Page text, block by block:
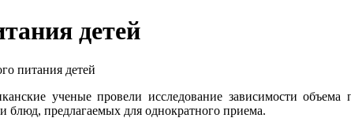
детей
питания детей
ученые провели исследование зависимости
блюд, предлагаемых для однократного приема.